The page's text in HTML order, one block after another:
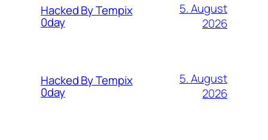
Hacked By Tempix
0day
5. August
2026
Hacked By Tempix
0day
5. August
2026